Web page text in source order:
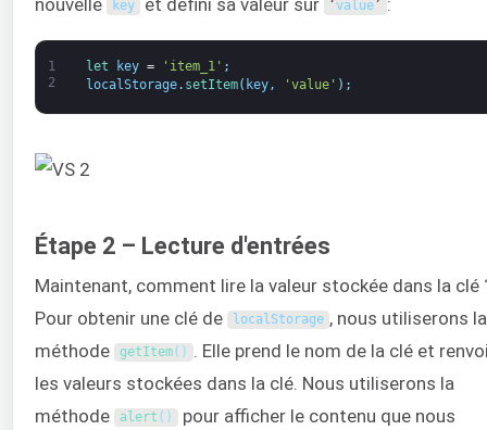
key ‘value ’
1
2
let key = 'item_1' ;
localStorage. setItem( key, 'value' ) ;
Étape 2 – Lecture d'entrées
Maintenant, comment lire la valeur stockée dans la clé
Pour obtenir une clé de
localStorage , nous utiliserons la
méthode
getItem( ) . Elle prend le nom de la clé et
les valeurs stockées dans la clé. Nous utiliserons la
méthode
alert ( ) pour afficher le contenu que nous